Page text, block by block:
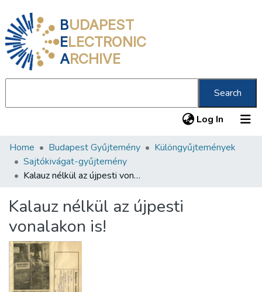
BUDAPEST
ELECTRONIC
ARCHIVE
Search
Log In (current)
Communities & Collections
All of DSpace
About us
Home Budapest Gyűjtemény
Különgyűjtemények
Sajtókivágat-gyűjtemény
Kalauz nélkül az újpesti vonalakon is!
Kalauz nélkül az újpesti
vonalakon is!